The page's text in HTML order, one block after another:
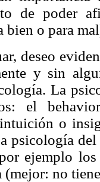
de poder
bien o para
deseo
y sin
La
el
o
psicología del
ejemplo los
(mejor: no